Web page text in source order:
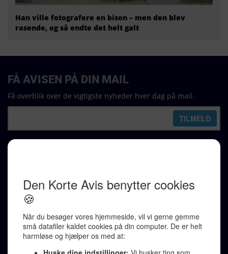
Han ville fotografere en bison – men den blev
rasende, og så endte det helt galt
Karen Jespersen
Redaktionen kontaktes via mail til
redaktion@denkorteavis.dk
Telefonsvarer 20 30 10 96
Von Ostensgade 22, 2791 Dragør
LINKS
FÅ AVISEN PÅ DIN MAIL
Få overblik over de vigtigste nyheder hver dag på mail.